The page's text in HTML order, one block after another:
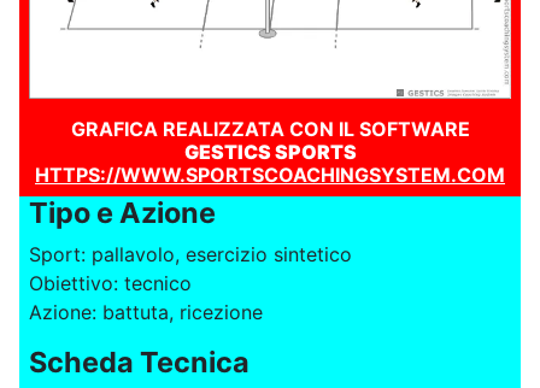
GRAFICA REALIZZATA CON IL SOFTWARE
GESTICS SPORTS
HTTPS://WWW.SPORTSCOACHINGSYSTEM.COM
Tipo e Azione
Sport: pallavolo, esercizio sintetico
Obiettivo: tecnico
Azione: battuta, ricezione
Scheda Tecnica